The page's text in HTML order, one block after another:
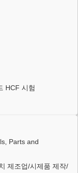
HCF 시험
Parts and
제조업/시제품 제작/